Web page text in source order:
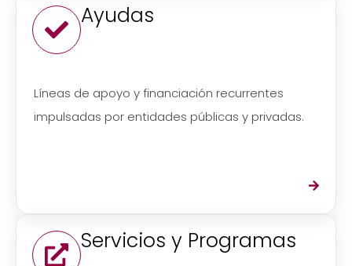
Ayudas
Líneas de apoyo y financiación recurrentes
impulsadas por entidades públicas y privadas.
Servicios y Programas